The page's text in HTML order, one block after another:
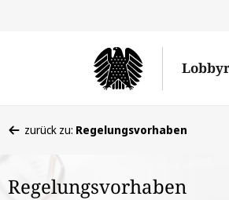
befinden
hier:
zurück zu: Regelungsvorhaben
Regelungsvorhaben